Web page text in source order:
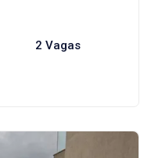
2 Vagas